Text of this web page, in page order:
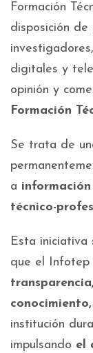
Formación
disposición de
digitales y
opinión y
Formación
Se trata de
a
técnico-
Esta iniciativa
que el Infotep
conocimiento,
institución
impulsando el